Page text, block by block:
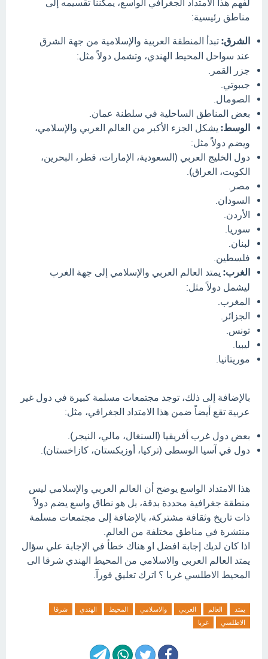
لفهم هذا الامتداد الجغرافي الواسع، يمكننا تقسيمه إلى
مناطق رئيسية:
الشرق: تبدأ المنطقة العربية والإسلامية من جهة الشرق
عند سواحل المحيط الهندي، وتشمل دولاً مثل:
جزر القمر.
جيبوتي.
الصومال.
بعض المناطق الساحلية في سلطنة عمان.
الوسط: يشكل الجزء الأكبر من العالم العربي والإسلامي،
ويضم دولاً مثل:
دول الخليج العربي (السعودية، الإمارات، قطر، البحرين،
الكويت، العراق).
مصر.
السودان.
الأردن.
سوريا.
لبنان.
فلسطين.
الغرب: يمتد العالم العربي والإسلامي إلى جهة الغرب
ليشمل دولاً مثل:
المغرب.
الجزائر.
تونس.
ليبيا.
موريتانيا.
بالإضافة إلى ذلك، توجد مجتمعات مسلمة كبيرة في دول غير
عربية تقع أيضاً ضمن هذا الامتداد الجغرافي، مثل:
بعض دول غرب أفريقيا (السنغال، مالي، النيجر).
دول في آسيا الوسطى (تركيا، أوزبكستان، كازاخستان).
هذا الامتداد الواسع يوضح أن العالم العربي والإسلامي ليس
منطقة جغرافية محددة بدقة، بل هو نطاق واسع يضم دولاً
ذات تاريخ وثقافة مشتركة، بالإضافة إلى مجتمعات مسلمة
منتشرة في مناطق مختلفة من العالم.
اذا كان لديك إجابة افضل او هناك خطأ في الإجابة علي سؤال
يمتد العالم العربي والاسلامي من المحيط الهندي شرقا الى
المحيط الاطلسي غربا ؟ اترك تعليق فورآ.
يمتد العالم العربي والاسلامي المحيط الهندي
شرقا
الاطلسي
غربا